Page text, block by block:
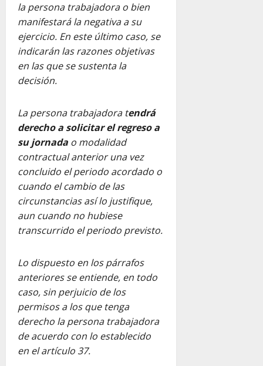
la persona trabajadora o bien
manifestará la negativa a su
ejercicio. En este último caso, se
indicarán las razones objetivas
en las que se sustenta la
decisión.
La persona trabajadora tendrá
derecho a solicitar el regreso a
su jornada o modalidad
contractual anterior una vez
concluido el periodo acordado o
cuando el cambio de las
circunstancias así lo justifique,
aun cuando no hubiese
transcurrido el periodo previsto.
Lo dispuesto en los párrafos
anteriores se entiende, en todo
caso, sin perjuicio de los
permisos a los que tenga
derecho la persona trabajadora
de acuerdo con lo establecido
en el artículo 37.